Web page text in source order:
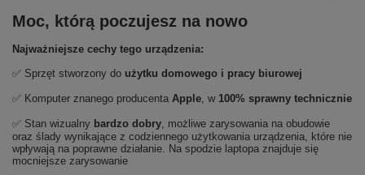
Moc, którą poczujesz na nowo
Najważniejsze cechy tego urządzenia:
✅ Sprzęt stworzony do użytku domowego i pracy biurowej
✅ Komputer znanego producenta Apple, w 100% sprawny technicznie
✅ Stan wizualny bardzo dobry, możliwe zarysowania na obudowie
oraz ślady wynikające z codziennego użytkowania urządzenia, które nie
wpływają na poprawne działanie. Na spodzie laptopa znajduje się
mocniejsze zarysowanie